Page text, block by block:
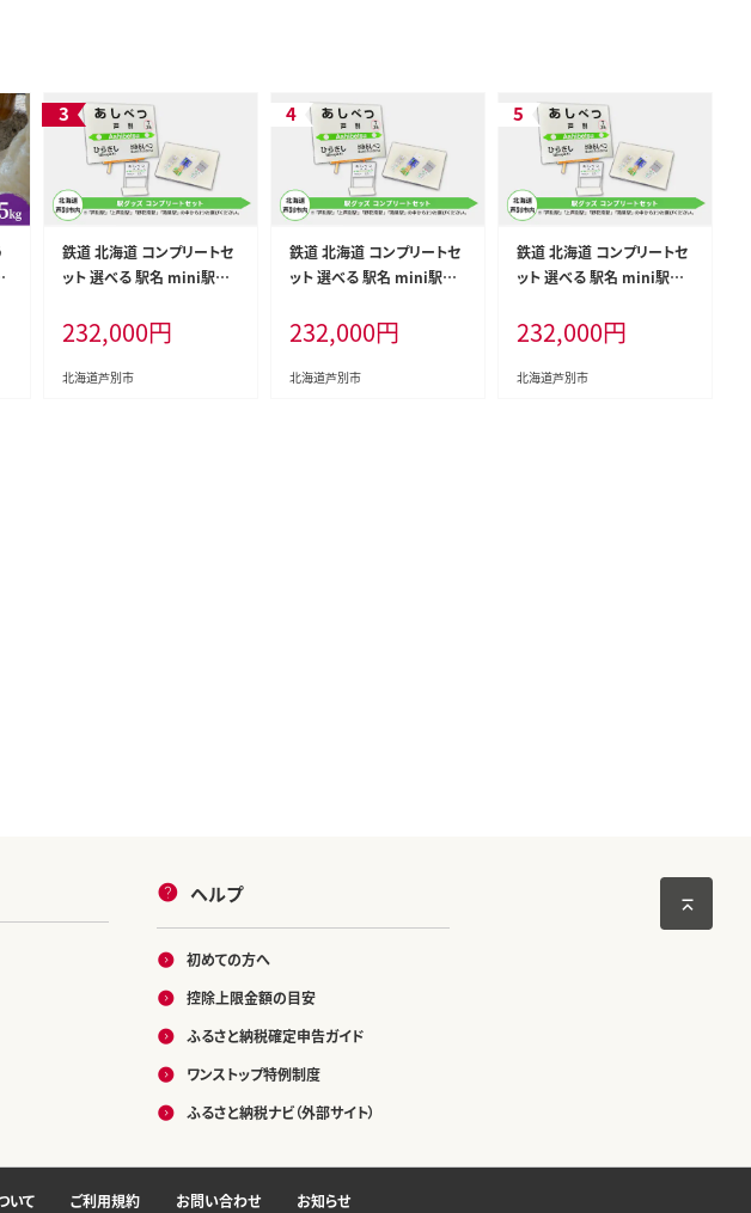
鉄道 北海道 コンプリートセ
ット 選べる 駅名 mini駅名
ネット 駅プレスタンド マグ
ネット 木製駅名標根付 セッ
ト JR北海道 根室本線 鉄道
232,000円
北海道芦別市
鉄道 北海道 コンプリートセ
ット 選べる 駅名 mini駅名
ネット 駅プレスタンド マグ
ネット 木製駅名標根付 セッ
ト JR北海道 根室本線 鉄道
232,000円
北海道芦別市
鉄道 北海道 コンプリートセ
ット 選べる 駅名 mini駅名
ネット 駅プレスタンド マグ
ネット 木製駅名標根付 セッ
ト JR北海道 根室本線 鉄道
232,000円
北海道芦別市
ヘルプ
初めての方へ
控除上限金額の目安
ふるさと納税確定申告ガイド
ワンストップ特例制度
ふるさと納税ナビ（外部サイト）
いて ご利用規約 お問い合わせ お知らせ